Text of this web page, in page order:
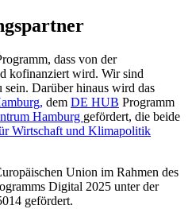
dass von der
kofinanziert wird. Wir sind
Darüber hinaus wird das
dem DE HUB Programm
Hamburg gefördert, die beide
Wirtschaft und Klimapolitik
Union im Rahmen des
Digital 2025 unter der
gefördert.